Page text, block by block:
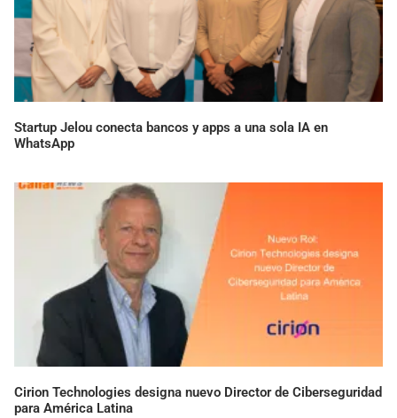
Startup Jelou conecta bancos y apps a una sola IA en
WhatsApp
Cirion Technologies designa nuevo Director de Ciberseguridad
para América Latina